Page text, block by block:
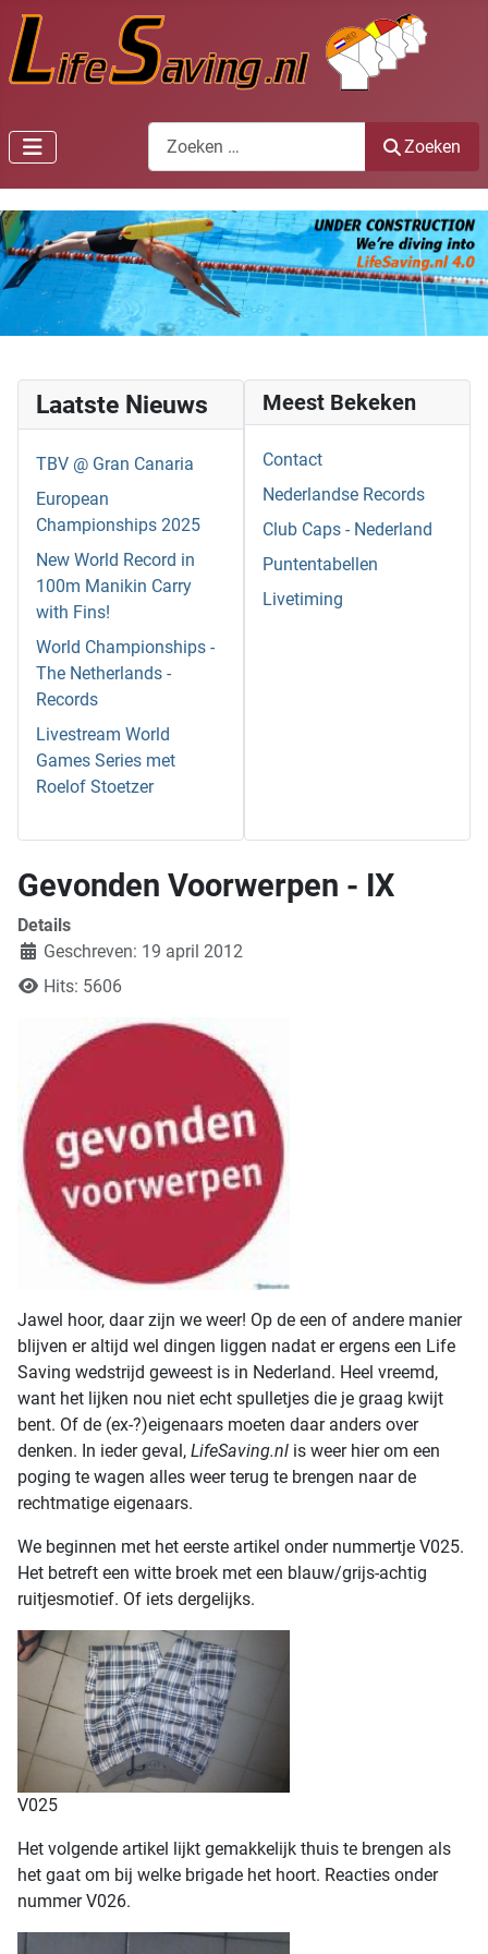
Zoeken
Zoeken
Laatste Nieuws
TBV @ Gran Canaria
European
Championships 2025
New World Record in
100m Manikin Carry
with Fins!
World Championships -
The Netherlands -
Records
Livestream World
Games Series met
Roelof Stoetzer
Meest Bekeken
Contact
Nederlandse Records
Club Caps - Nederland
Puntentabellen
Livetiming
Gevonden Voorwerpen - IX
Details
Geschreven: 19 april 2012
Hits: 5606
Jawel hoor, daar zijn we weer! Op de een of andere manier
blijven er altijd wel dingen liggen nadat er ergens een Life
Saving wedstrijd geweest is in Nederland. Heel vreemd,
want het lijken nou niet echt spulletjes die je graag kwijt
bent. Of de (ex-?)eigenaars moeten daar anders over
denken. In ieder geval, LifeSaving.nl is weer hier om een
poging te wagen alles weer terug te brengen naar de
rechtmatige eigenaars.
We beginnen met het eerste artikel onder nummertje V025.
Het betreft een witte broek met een blauw/grijs-achtig
ruitjesmotief. Of iets dergelijks.
V025
Het volgende artikel lijkt gemakkelijk thuis te brengen als
het gaat om bij welke brigade het hoort. Reacties onder
nummer V026.